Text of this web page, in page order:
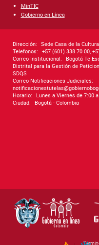
MinTIC
Gobierno en Línea
Dirección: Sede Casa de la
Telefonos: +57 (601) 338 70 00,
Correo Institucional:
Bogotá Te
Distrital para la Gestión de
SDQS
Correo Notificaciones Judiciales:
Horario:
Lunes a Viernes de 7:00
Ciudad:
Bogotá - Colombia